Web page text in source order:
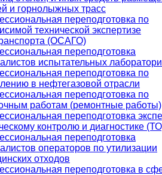
и горнолыжных трасс
переподготовка по
технической экспертизе
(ОСАГО)
переподготовка
испытательных
переподготовка по
в нефтегазовой отрасли
переподготовка по
работам (ремонтные работы)
переподготовка
контролю и диагностике
переподготовка
операторов по утилизации
отходов
переподготовка в